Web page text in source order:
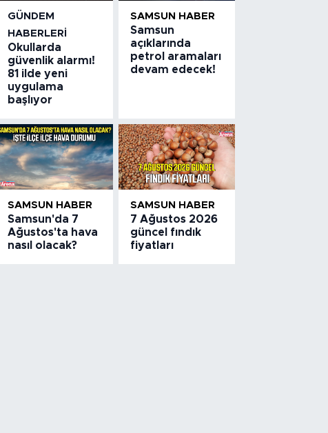
GÜNDEM
HABERLERI
Okullarda
güvenlik alarmı!
81 ilde yeni
uygulama
başlıyor
SAMSUN HABER
Samsun
açıklarında
petrol aramaları
devam edecek!
SAMSUN HABER
Samsun'da 7
Ağustos'ta hava
nasıl olacak?
SAMSUN HABER
7 Ağustos 2026
güncel fındık
fiyatları